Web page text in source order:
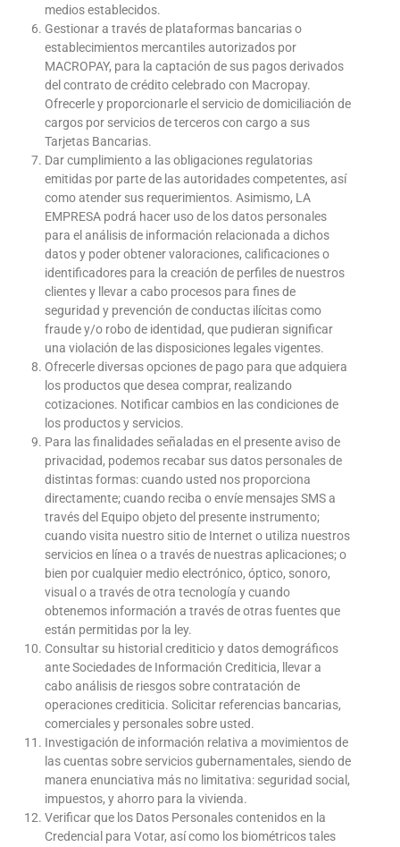
medios establecidos.
Gestionar a través de plataformas bancarias o
establecimientos mercantiles autorizados por
MACROPAY, para la captación de sus pagos derivados
del contrato de crédito celebrado con Macropay.
Ofrecerle y proporcionarle el servicio de domiciliación de
cargos por servicios de terceros con cargo a sus
Tarjetas Bancarias.
Dar cumplimiento a las obligaciones regulatorias
emitidas por parte de las autoridades competentes, así
como atender sus requerimientos. Asimismo, LA
EMPRESA podrá hacer uso de los datos personales
para el análisis de información relacionada a dichos
datos y poder obtener valoraciones, calificaciones o
identificadores para la creación de perfiles de nuestros
clientes y llevar a cabo procesos para fines de
seguridad y prevención de conductas ilícitas como
fraude y/o robo de identidad, que pudieran significar
una violación de las disposiciones legales vigentes.
Ofrecerle diversas opciones de pago para que adquiera
los productos que desea comprar, realizando
cotizaciones. Notificar cambios en las condiciones de
los productos y servicios.
Para las finalidades señaladas en el presente aviso de
privacidad, podemos recabar sus datos personales de
distintas formas: cuando usted nos proporciona
directamente; cuando reciba o envíe mensajes SMS a
través del Equipo objeto del presente instrumento;
cuando visita nuestro sitio de Internet o utiliza nuestros
servicios en línea o a través de nuestras aplicaciones; o
bien por cualquier medio electrónico, óptico, sonoro,
visual o a través de otra tecnología y cuando
obtenemos información a través de otras fuentes que
están permitidas por la ley.
Consultar su historial crediticio y datos demográficos
ante Sociedades de Información Crediticia, llevar a
cabo análisis de riesgos sobre contratación de
operaciones crediticia. Solicitar referencias bancarias,
comerciales y personales sobre usted.
Investigación de información relativa a movimientos de
las cuentas sobre servicios gubernamentales, siendo de
manera enunciativa más no limitativa: seguridad social,
impuestos, y ahorro para la vivienda.
Verificar que los Datos Personales contenidos en la
Credencial para Votar, así como los biométricos tales